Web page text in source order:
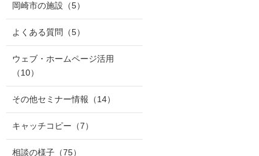
岡崎市の施設 （5）
よくある質問 （5）
ウェブ・ホームページ活用
（10）
その他セミナー情報 （14）
キャッチコピー （7）
相談の様子 （75）